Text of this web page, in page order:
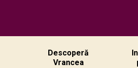
Descoperă
Vrancea